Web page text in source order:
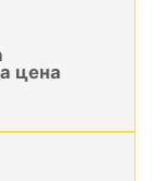
цена